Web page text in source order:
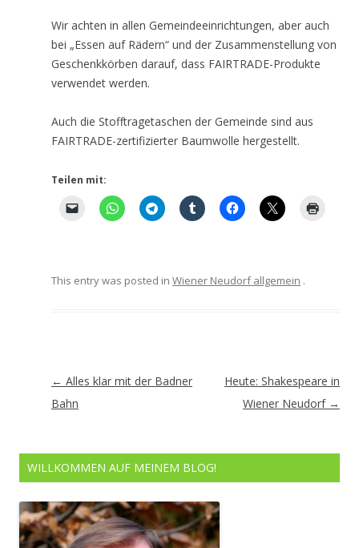
Wir achten in allen Gemeindeeinrichtungen, aber auch
bei „Essen auf Rädern“ und der Zusammenstellung von
Geschenkkörben darauf, dass FAIRTRADE-Produkte
verwendet werden.
Auch die Stofftragetaschen der Gemeinde sind aus
FAIRTRADE-zertifizierter Baumwolle hergestellt.
Teilen mit:
This entry was posted in Wiener Neudorf allgemein .
Artikel-
Navigation
← Alles klar mit der Badner
Bahn
Heute: Shakespeare in
Wiener Neudorf →
WILLKOMMEN AUF MEINEM BLOG!